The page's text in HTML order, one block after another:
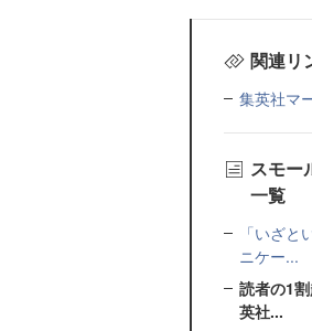
関連リ
集英社マ
スモー
一覧
「いざ
ニケー...
読者の1
英社...